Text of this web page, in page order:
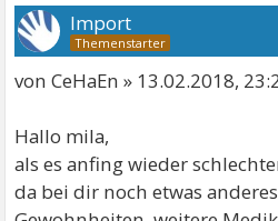
Import
von CeHaEn » 13.02.2018,
Hallo mila,
als es anfing wieder
da bei dir noch etwas